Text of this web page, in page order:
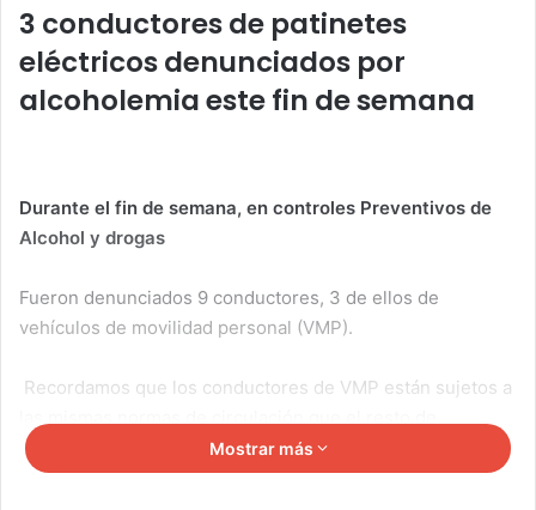
3 conductores de patinetes
eléctricos denunciados por
alcoholemia este fin de semana
Durante el fin de semana, en controles Preventivos de
Alcohol y drogas
Fueron denunciados 9 conductores, 3 de ellos de
vehículos de movilidad personal (VMP).
Recordamos que los conductores de VMP están sujetos a
vehículos, incluida la prohibición expresa de consumir
alcohol.
Mostrar más